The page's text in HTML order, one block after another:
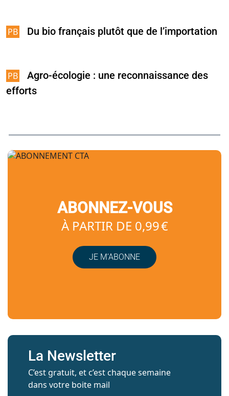
Du bio français plutôt que de l’importation
Agro-écologie : une reconnaissance des
efforts
ABONNEZ-VOUS
À PARTIR DE 0,99 €
JE M’ABONNE
La Newsletter
C’est gratuit, et c’est chaque semaine
dans votre boite mail